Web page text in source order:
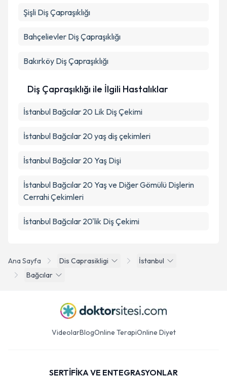
Ana Sayfa Dis Caprasikligi
İstanbul
Bağcılar
Şişli Diş Çapraşıklığı
Bahçelievler Diş Çapraşıklığı
Bakırköy Diş Çapraşıklığı
Diş Çapraşıklığı ile İlgili Hastalıklar
İstanbul Bağcılar 20 Lik Diş Çekimi
İstanbul Bağcılar 20 yaş diş çekimleri
İstanbul Bağcılar 20 Yaş Dişi
İstanbul Bağcılar 20 Yaş ve Diğer Gömülü Dişlerin
Cerrahi Çekimleri
İstanbul Bağcılar 20'lik Diş Çekimi
VideolarBlogOnline TerapiOnline Diyet
SERTİFİKA VE ENTEGRASYONLAR